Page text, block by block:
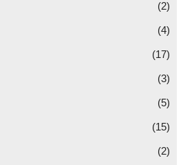
(2)
(4)
(17)
(3)
(5)
(15)
(2)